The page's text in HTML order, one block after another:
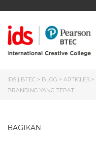
IDS | BTEC > BLOG > ARTICLES >
BRANDING YANG TEPAT
BAGIKAN